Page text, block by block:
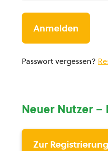
Passwort vergessen?
Neuer Nutzer
Zur Registrierung